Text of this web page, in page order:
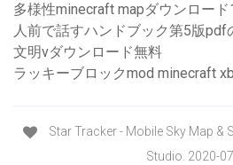
多様性minecraft mapダウンロード
人前で話すハンドブック第5版pdf
文明vダウンロード無料
ラッキーブロックmod minecraft
Star Tracker - Mobile Sky Map &
Studio. 2020-